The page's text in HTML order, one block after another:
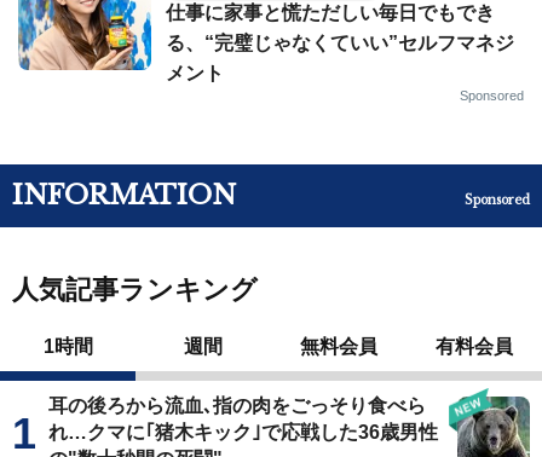
仕事に家事と慌ただしい毎日でもでき
る、“完璧じゃなくていい”セルフマネジ
メント
Sponsored
INFORMATION Sponsored
人気記事ランキング
1時間 週間 無料会員 有料会員
耳の後ろから流血､指の肉をごっそり食べら
れ…クマに｢猪木キック｣で応戦した36歳男性